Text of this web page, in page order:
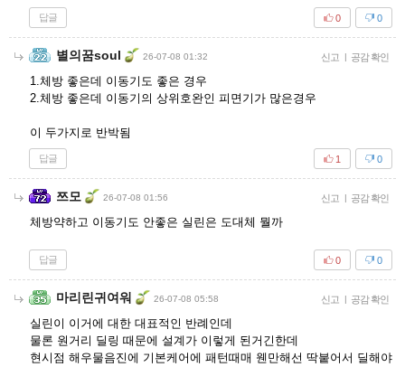
답글 0
0
별의꿈soul 26-07-08 01:32 신고 | 공감 확인
1.체방 좋은데 이동기도 좋은 경우
2.체방 좋은데 이동기의 상위호완인 피면기가 많은경우
이 두가지로 반박됨
답글 0
1
쯔모 26-07-08 01:56 신고 | 공감 확인
체방약하고 이동기도 안좋은 실린은 도대체 뭘까
답글 0
0
마리린귀여워 26-07-08 05:58 신고 | 공감 확인
실린이 이거에 대한 대표적인 반례인데
물론 원거리 딜링 때문에 설계가 이렇게 된거긴한데
현시점 해우물음진에 기본케어에 패턴때매 웬만해선 딱붙어서 딜해야